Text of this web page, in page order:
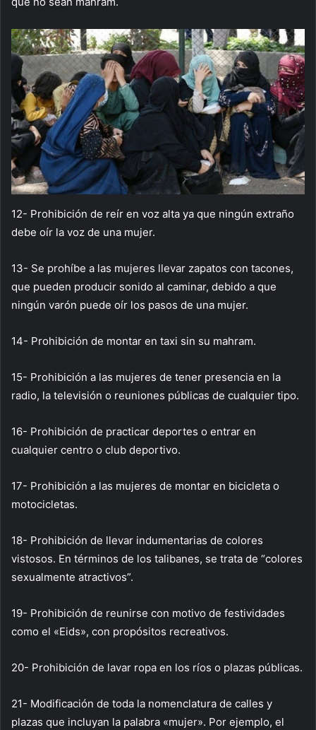
12- Prohibición de reír en voz alta ya que ningún extraño
debe oír la voz de una mujer.
13- Se prohíbe a las mujeres llevar zapatos con tacones,
que pueden producir sonido al caminar, debido a que
ningún varón puede oír los pasos de una mujer.
14- Prohibición de montar en taxi sin su mahram.
15- Prohibición a las mujeres de tener presencia en la
radio, la televisión o reuniones públicas de cualquier tipo.
16- Prohibición de practicar deportes o entrar en
cualquier centro o club deportivo.
17- Prohibición a las mujeres de montar en bicicleta o
motocicletas.
18- Prohibición de llevar indumentarias de colores
vistosos. En términos de los talibanes, se trata de “colores
sexualmente atractivos”.
19- Prohibición de reunirse con motivo de festividades
como el «Eids», con propósitos recreativos.
20- Prohibición de lavar ropa en los ríos o plazas públicas.
21- Modificación de toda la nomenclatura de calles y
plazas que incluyan la palabra «mujer». Por ejemplo, el